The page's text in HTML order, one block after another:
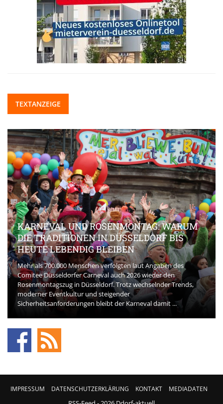
TEXTANZEIGE
KARNEVAL UND ROSENMONTAG: WARUM
DIE TRADITIONEN IN DÜSSELDORF BIS
HEUTE LEBENDIG BLEIBEN
Mehr als 700.000 Menschen verfolgten laut Angaben des
Comitee Düsseldorfer Carneval auch 2026 wieder den
Rosenmontagszug in Düsseldorf. Trotz wechselnder Trends,
moderner Eventkultur und steigender
Sicherheitsanforderungen bleibt der Karneval damit ...
IMPRESSUM DATENSCHUTZERKLÄRUNG KONTAKT MEDIADATEN